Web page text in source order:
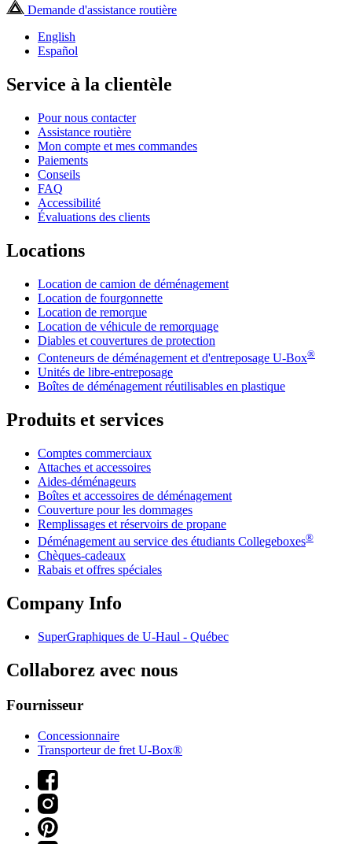
Demande d'assistance routière
English
Español
Service à la clientèle
Pour nous contacter
Assistance routière
Mon compte et mes commandes
Paiements
Conseils
FAQ
Accessibilité
Évaluations des clients
Locations
Location de camion de déménagement
Location de fourgonnette
Location de remorque
Location de véhicule de remorquage
Diables et couvertures de protection
Conteneurs de déménagement et d'entreposage U-Box®
Unités de libre-entreposage
Boîtes de déménagement réutilisables en plastique
Produits et services
Comptes commerciaux
Attaches et accessoires
Aides-déménageurs
Boîtes et accessoires de déménagement
Couverture pour les dommages
Remplissages et réservoirs de propane
Déménagement au service des étudiants Collegeboxes®
Chèques-cadeaux
Rabais et offres spéciales
Company Info
SuperGraphiques de U-Haul - Québec
Collaborez avec nous
Fournisseur
Concessionnaire
Transporteur de fret U-Box®